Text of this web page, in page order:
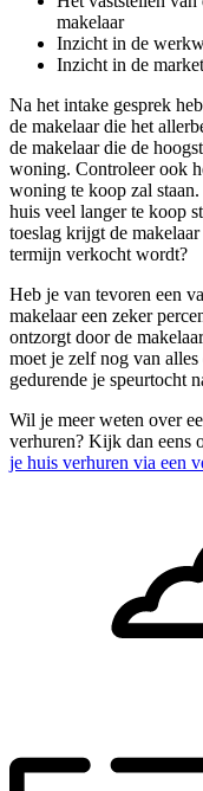
makelaar
Inzicht in de
Inzicht in de
Na het intake gesprek
de makelaar die het
de makelaar die de
woning. Controleer ook
woning te koop zal
huis veel langer te koop
toeslag krijgt de
termijn verkocht wordt?
Heb je van tevoren een
makelaar een zeker
ontzorgt door de
moet je zelf nog van
gedurende je speurtocht
Wil je meer weten over
verhuren? Kijk dan eens
je huis verhuren via een